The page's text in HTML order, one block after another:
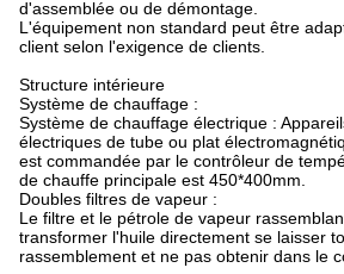
d'assemblée ou de démontage.
L'équipement non standard peut être
client selon l'exigence de clients.
Structure intérieure
Système de chauffage :
Système de chauffage électrique :
électriques de tube ou plat
est commandée par le contrôleur de
de chauffe principale est 450*400mm.
Doubles filtres de vapeur :
Le filtre et le pétrole de vapeur
transformer l'huile directement se laisser
rassemblement et ne pas obtenir dans le